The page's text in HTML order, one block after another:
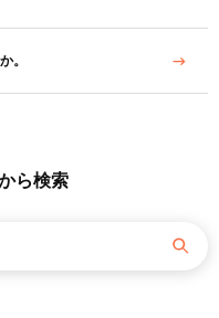
。
ら検索